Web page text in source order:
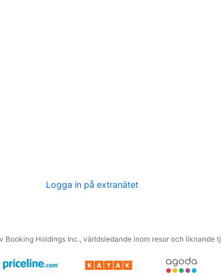
Logga in på extranätet
Booking Holdings Inc., världsledande inom resor och liknande